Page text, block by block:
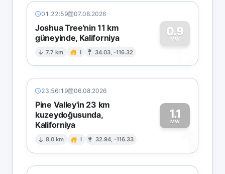
01:22:59 07.08.2026
Joshua Tree'nin 11 km
güneyinde, Kaliforniya
7.7 km I 34.03, -116.32
0.9
MW
0
23:56:19 06.08.2026
Pine Valley'in 23 km
kuzeydoğusunda,
Kaliforniya
8.0 km I 32.94, -116.33
1.1
MW
1